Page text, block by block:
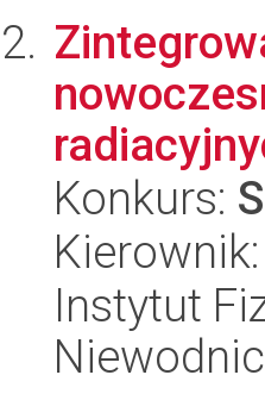
Konkurs:
Instytut